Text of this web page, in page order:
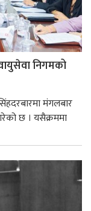
निगमको
मंगलबार
छ । यसैक्रममा